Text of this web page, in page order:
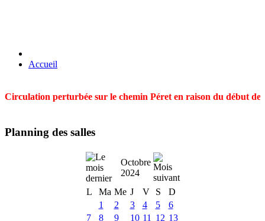
Accueil
Circulation perturbée sur le chemin Péret en raison du début
Planning des salles
Octobre
2024
L
Ma Me J V S
D
1
2 3 4 5
6
7
8 9 10 11 12 13